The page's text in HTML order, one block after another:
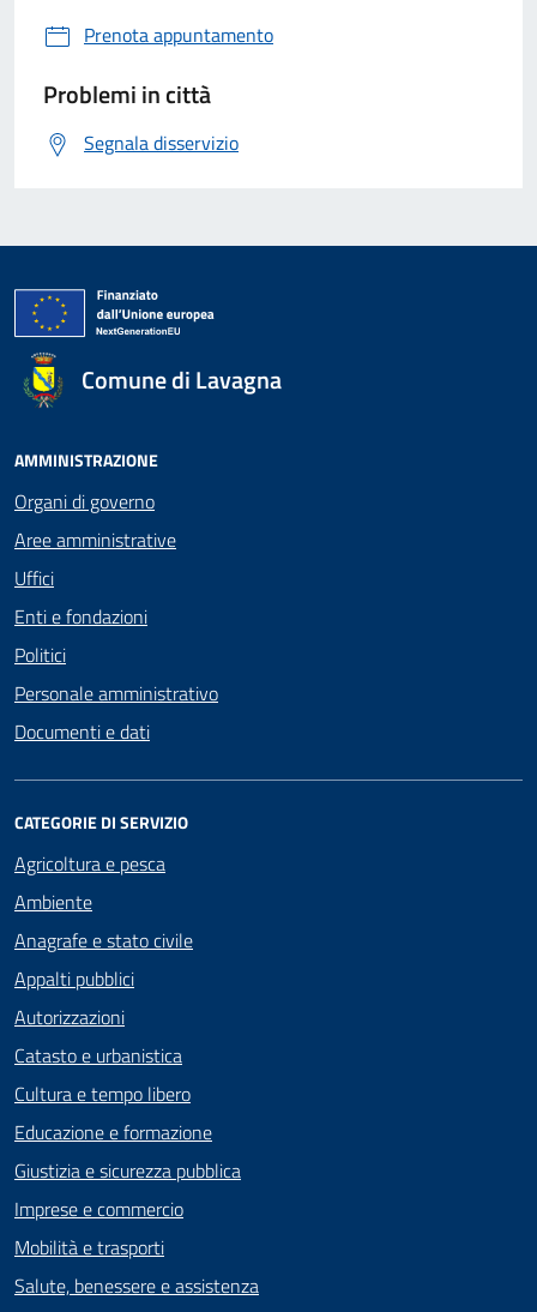
Prenota appuntamento
Problemi in città
Segnala disservizio
Comune di Lavagna
AMMINISTRAZIONE
Organi di governo
Aree amministrative
Uffici
Enti e fondazioni
Politici
Personale amministrativo
Documenti e dati
CATEGORIE DI SERVIZIO
Agricoltura e pesca
Ambiente
Anagrafe e stato civile
Appalti pubblici
Autorizzazioni
Catasto e urbanistica
Cultura e tempo libero
Educazione e formazione
Giustizia e sicurezza pubblica
Imprese e commercio
Mobilità e trasporti
Salute, benessere e assistenza